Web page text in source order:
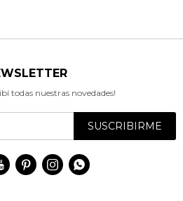
todas nuestras novedades!
SUSCRIBIRME
  